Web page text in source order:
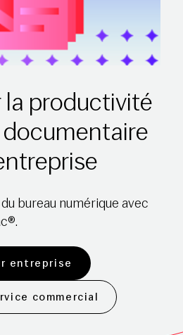
la productivité
bureau numérique avec
entreprise
commercial